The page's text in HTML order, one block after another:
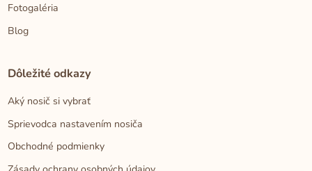
Fotogaléria
Blog
Dôležité odkazy
Aký nosič si vybrať
Sprievodca nastavením nosiča
Obchodné podmienky